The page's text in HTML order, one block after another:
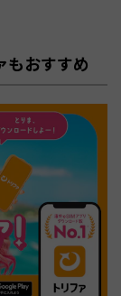
もおすすめ